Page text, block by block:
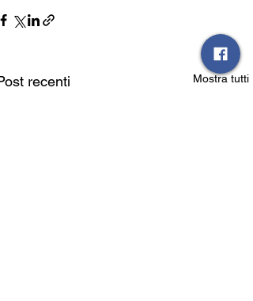
recenti Mostra tutti